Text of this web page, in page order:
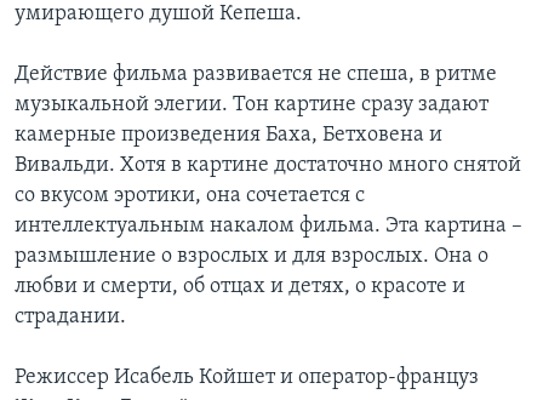
умирающего душой Кепеша.
Действие фильма развивается не спеша, в ритме
музыкальной элегии. Тон картине сразу задают
камерные произведения Баха, Бетховена и
Вивальди. Хотя в картине достаточно много снятой
со вкусом эротики, она сочетается с
интеллектуальным накалом фильма. Эта картина –
размышление о взрослых и для взрослых. Она о
любви и смерти, об отцах и детях, о красоте и
страдании.
Режиссер Исабель Койшет и оператор-француз